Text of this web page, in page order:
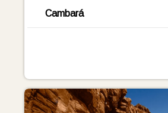
Cambará